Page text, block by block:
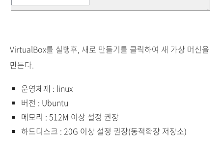
VirtualBox를 실행후, 새로 만들기를 클릭하여 새 가상 머신을
만든다.
운영체제 : linux
버전 : Ubuntu
메모리 : 512M 이상 설정 권장
하드디스크 : 20G 이상 설정 권장(동적확장 저장소)